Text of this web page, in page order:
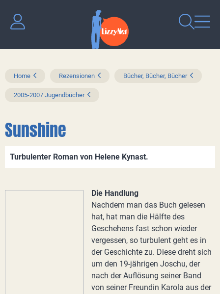
Home Rezensionen Bücher, Bücher, Bücher
2005-2007 Jugendbücher
Sunshine
Turbulenter Roman von Helene Kynast.
Die Handlung
Nachdem man das Buch gelesen
hat, hat man die Hälfte des
Geschehens fast schon wieder
vergessen, so turbulent geht es in
der Geschichte zu. Diese dreht sich
um den 19-jährigen Joschu, der
nach der Auflösung seiner Band
von seiner Freundin Karola aus der